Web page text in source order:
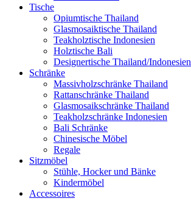
Tische
Opiumtische Thailand
Glasmosaiktische Thailand
Teakholztische Indonesien
Holztische Bali
Designertische Thailand/Indonesien
Schränke
Massivholzschränke Thailand
Rattanschränke Thailand
Glasmosaikschränke Thailand
Teakholzschränke Indonesien
Bali Schränke
Chinesische Möbel
Regale
Sitzmöbel
Stühle, Hocker und Bänke
Kindermöbel
Accessoires